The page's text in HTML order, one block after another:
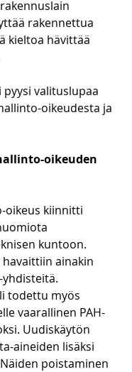
rakennettua
kieltoa hävittää
valituslupaa
oikeudesta ja
oikeuden
oikeus kiinnitti
kuntoon.
havaittiin ainakin
yhdisteitä.
todettu myös
vaarallinen PAH-
Uudiskäytön
aineiden lisäksi
poistaminen